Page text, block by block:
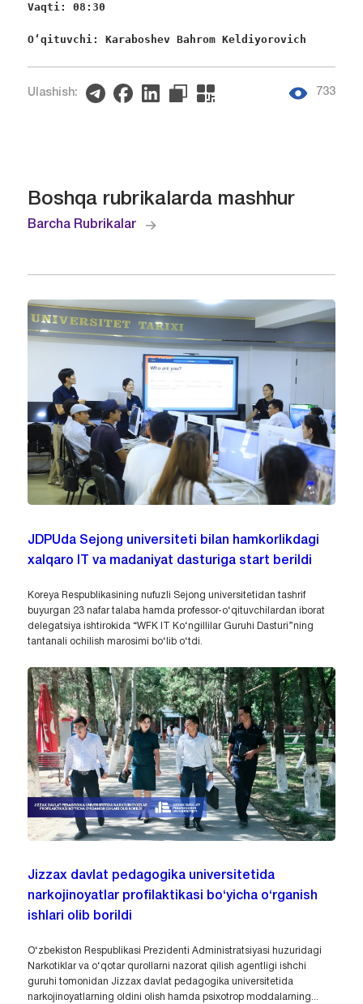
Vaqti: 08:30
O‘qituvchi: Karaboshev Bahrom Keldiyorovich
Ulashish: 733
Boshqa rubrikalarda mashhur
Barcha Rubrikalar
JDPUda Sejong universiteti bilan hamkorlikdagi
xalqaro IT va madaniyat dasturiga start berildi
Koreya Respublikasining nufuzli Sejong universitetidan tashrif
buyurgan 23 nafar talaba hamda professor-o‘qituvchilardan iborat
delegatsiya ishtirokida “WFK IT Ko‘ngillilar Guruhi Dasturi”ning
tantanali ochilish marosimi bo‘lib o‘tdi.
Jizzax davlat pedagogika universitetida
narkojinoyatlar profilaktikasi bo‘yicha o‘rganish
ishlari olib borildi
O‘zbekiston Respublikasi Prezidenti Administratsiyasi huzuridagi
Narkotiklar va o‘qotar qurollarni nazorat qilish agentligi ishchi
guruhi tomonidan Jizzax davlat pedagogika universitetida
narkojinoyatlarning oldini olish hamda psixotrop moddalarning...